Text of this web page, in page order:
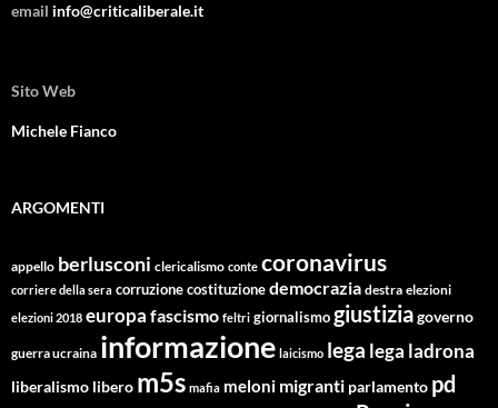
email info@criticaliberale.it
Sito Web
Michele Fianco
ARGOMENTI
appello berlusconi clericalismo conte coronavirus
corriere della sera corruzionecostituzionedemocrazia destra elezioni
elezioni 2018 europa fascismo feltri giornalismogiustiziagoverno
guerra ucraina informazione laicismo lega lega ladrona
liberalismo libero m5s mafia meloni migranti parlamento pd